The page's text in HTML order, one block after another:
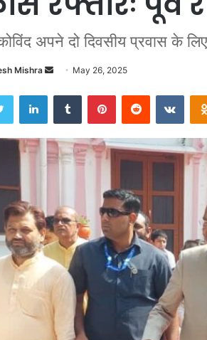
अपने दो दिवसीय प्रवास के
Mishra
Send
email
May 26, 2025
Twitter LinkedInTumblr PinterestReddit